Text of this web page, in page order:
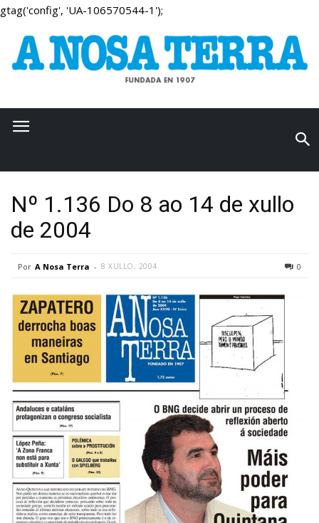
gtag('config', 'UA-106570544-1');
Nº 1.136 Do 8 ao 14 de xullo
de 2004
Por A Nosa Terra - 8 XULLO, 2004 0